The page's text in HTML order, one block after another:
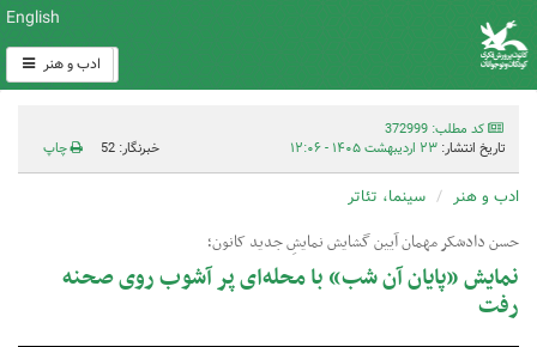
English
ادب و هنر
کد مطلب: 372999
تاریخ انتشار: ۲۳ اردیبهشت ۱۴۰۵ - ۱۲:۰۶ خبرنگار: 52 چاپ
ادب و هنر سینما، تئاتر
حسن دادشکر مهمان آیین گشایش نمایشِ جدید کانون؛
نمایش «پایان آن شب» با محله‌ای پر آشوب روی صحنه
رفت